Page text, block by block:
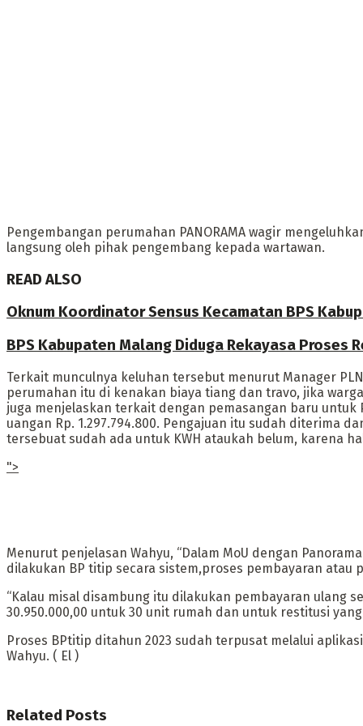
Pengembangan perumahan PANORAMA wagir
langsung oleh pihak pengembang kepada wartawan.
READ ALSO
Oknum Koordinator Sensus Kecamatan BPS
BPS Kabupaten Malang Diduga Rekayasa Proses
Terkait munculnya keluhan tersebut menurut Manager
perumahan itu di kenakan biaya tiang dan travo, jika
juga menjelaskan terkait dengan pemasangan baru untuk
uangan Rp. 1.297.794.800. Pengajuan itu sudah diterima
tersebuat sudah ada untuk KWH ataukah belum, karena
">
Menurut penjelasan Wahyu, “Dalam MoU dengan
dilakukan BP titip secara sistem,proses pembayaran atau
“Kalau misal disambung itu dilakukan pembayaran ulang
30.950.000,00 untuk 30 unit rumah dan untuk restitusi
Proses BPtitip ditahun 2023 sudah terpusat melalui
Wahyu. ( El )
Related Posts